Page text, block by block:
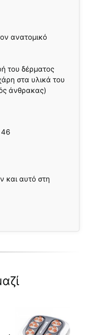
ανατομικό
του δέρματος
στα υλικά του
άνθρακας)
46
και αυτό στη